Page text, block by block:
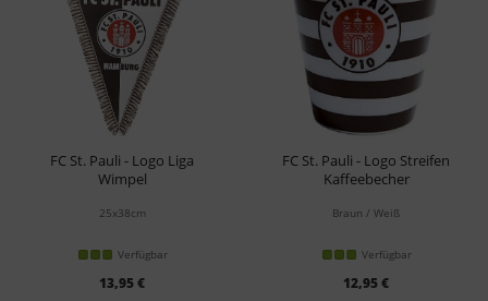
FC St. Pauli - Logo Liga
Wimpel
25x38cm
Verfügbar
13,95 €
FC St. Pauli - Logo Streifen
Kaffeebecher
Braun / Weiß
Verfügbar
12,95 €